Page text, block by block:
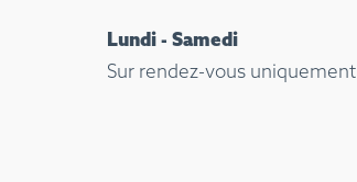
Lundi - Samedi
Sur rendez-vous uniquement